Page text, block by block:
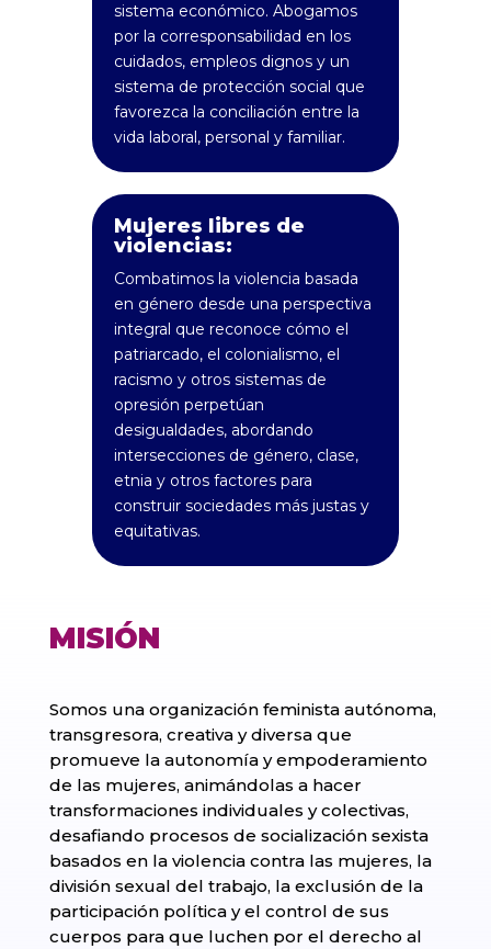
sistema económico. Abogamos
por la corresponsabilidad en los
cuidados, empleos dignos y un
sistema de protección social que
favorezca la conciliación entre la
vida laboral, personal y familiar.
Mujeres libres de
violencias:
Combatimos la violencia basada
en género desde una perspectiva
integral que reconoce cómo el
patriarcado, el colonialismo, el
racismo y otros sistemas de
opresión perpetúan
desigualdades, abordando
intersecciones de género, clase,
etnia y otros factores para
construir sociedades más justas y
equitativas.
MISIÓN
Somos una organización feminista autónoma,
transgresora, creativa y diversa que
promueve la autonomía y empoderamiento
de las mujeres, animándolas a hacer
transformaciones individuales y colectivas,
desafiando procesos de socialización sexista
basados en la violencia contra las mujeres, la
división sexual del trabajo, la exclusión de la
participación política y el control de sus
cuerpos para que luchen por el derecho al